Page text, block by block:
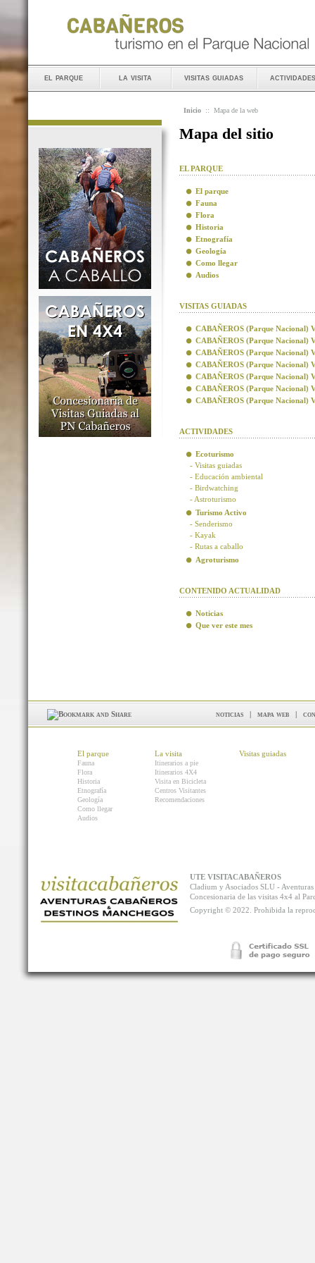
el parque la visita visitas guiadas actividades
Inicio :: Mapa de la web
Mapa del sitio
EL PARQUE
El parque
Fauna
Flora
Historia
Etnografía
Geología
Como llegar
Audios
VISITAS GUIADAS
CABAÑEROS (Parque Nacional)
CABAÑEROS (Parque Nacional)
CABAÑEROS (Parque Nacional)
CABAÑEROS (Parque Nacional)
CABAÑEROS (Parque Nacional)
CABAÑEROS (Parque Nacional)
CABAÑEROS (Parque Nacional)
ACTIVIDADES
Ecoturismo
- Visitas guiadas
- Educación ambiental
- Birdwatching
- Astroturismo
Turismo Activo
- Senderismo
- Kayak
- Rutas a caballo
Agroturismo
CONTENIDO ACTUALIDAD
Noticias
Que ver este mes
noticias | mapa web |
El parque
Fauna
Flora
Historia
Etnografía
Geología
Como llegar
Audios
La visita
Itinerarios a pie
Itinerarios 4X4
Visita en Bicicleta
Centros Visitantes
Recomendaciones
Visitas guiadas
UTE VISITACABAÑEROS
Cladium y Asociados SLU -
Concesionaria de las visitas 4x4 al
Copyright © 2022. Prohibida la